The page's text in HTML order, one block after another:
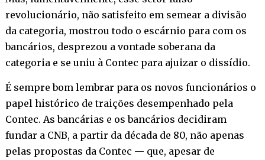
revolucionário, não satisfeito em semear a divisão
da categoria, mostrou todo o escárnio para com os
bancários, desprezou a vontade soberana da
categoria e se uniu à Contec para ajuizar o dissídio.
É sempre bom lembrar para os novos funcionários o
papel histórico de traições desempenhado pela
Contec. As bancárias e os bancários decidiram
fundar a CNB, a partir da década de 80, não apenas
pelas propostas da Contec — que, apesar de